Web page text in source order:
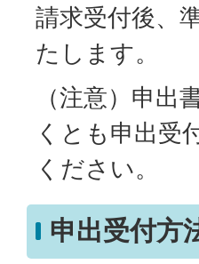
請求受付後、
たします。
（注意）申
くとも申出受
ください。
申出受付方